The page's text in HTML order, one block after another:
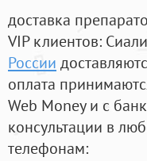
доставка
VIP клиентов:
России
оплата
Web Money и с
консультации в
телефонам: